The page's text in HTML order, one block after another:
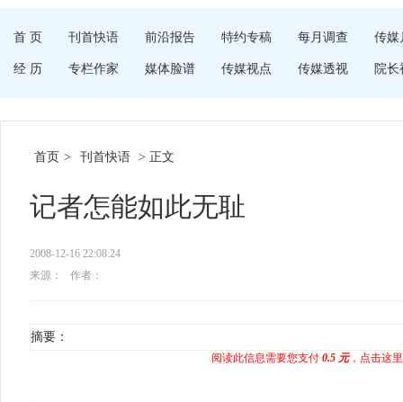
首 页 刊首快语 前沿报告 特约专稿 每月调查 传媒
经 历 专栏作家 媒体脸谱 传媒视点 传媒透视 院长
首页 > 刊首快语 > 正文
记者怎能如此无耻
2008-12-16 22:08:24
来源：
作者：
摘要：
阅读此信息需要您支付 0.5 元，点击这